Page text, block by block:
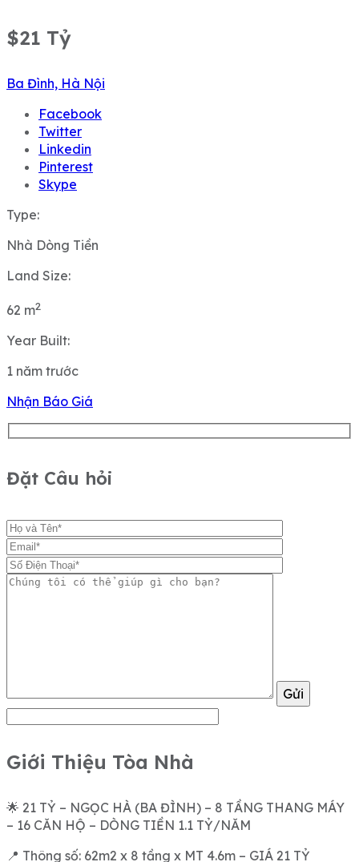
$21 Tỷ
Ba Đình, Hà Nội
Facebook
Twitter
Linkedin
Pinterest
Skype
Type:
Nhà Dòng Tiền
Land Size:
62 m2
Year Built:
1 năm trước
Nhận Báo Giá
Đặt Câu hỏi
Gửi
Giới Thiệu Tòa Nhà
🌟 21 TỶ – NGỌC HÀ (BA ĐÌNH) – 8 TẦNG THANG MÁY
– 16 CĂN HỘ – DÒNG TIỀN 1.1 TỶ/NĂM
📍 Thông số: 62m2 x 8 tầng x MT 4.6m – GIÁ 21 TỶ